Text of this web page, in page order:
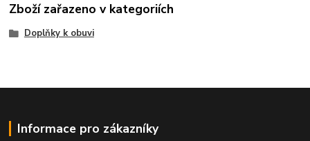
Zboží zařazeno v kategoriích
Doplňky k obuvi
Informace pro zákazníky